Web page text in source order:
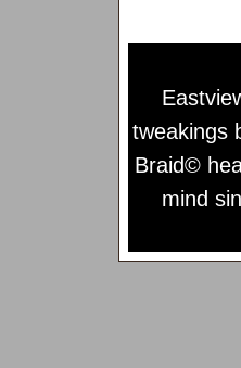
tweakings
Braid©
mind